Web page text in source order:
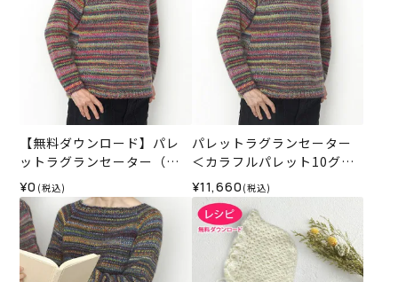
【無料ダウンロード】パレ
ットラグランセーター（レ
シピ）
¥0 (税込)
パレットラグランセーター
＜カラフルパレット10グラ
ン01R＞（編み物 材料セッ
ト）
¥11,660 (税込)